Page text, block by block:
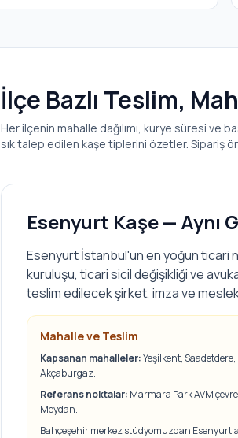
İlçe Bazlı Teslim,
Her ilçenin mahalle dağılımı, kurye süresi ve
sık talep edilen kaşe tiplerini özetler. Sipariş
Esenyurt Kaşe — Aynı
Esenyurt İstanbul'un en yoğun ticari
kuruluşu, ticari sicil değişikliği ve
teslim edilecek şirket, imza ve meslek
Mahalle ve Teslim
Kapsanan mahalleler:Yeşilkent,
Akçaburgaz.
Referans noktalar: Marmara Park AVM
Meydan.
Bahçeşehir merkez stüdyomuzdan